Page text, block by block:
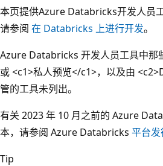
本页提供Azure Databricks开发人员
请参阅 在 Databricks 上进行开发。
Azure Databricks 开发人员工具中那
或 <c1>私人预览</c1>，以及由
管的工具未列出。
有关 2023 年 10 月之前的 Azure
本，请参阅 Azure Databricks 平台
Tip